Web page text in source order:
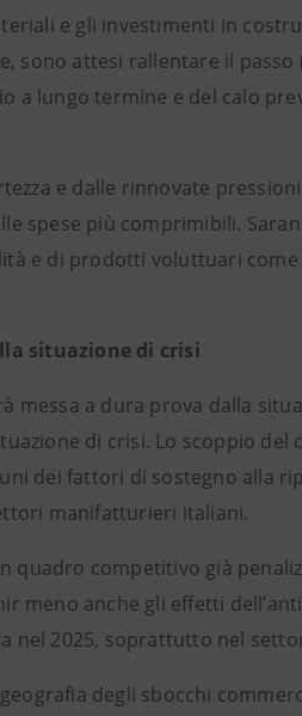
e gli investimenti in
sono attesi rallentare il
a lungo termine e del calo
e dalle rinnovate
spese più comprimibili.
e di prodotti voluttuari come
situazione di crisi
messa a dura prova dalla
di crisi. Lo scoppio
dei fattori di sostegno alla
manifatturieri italiani.
quadro competitivo già
meno anche gli effetti
nel 2025, soprattutto nel
degli sbocchi